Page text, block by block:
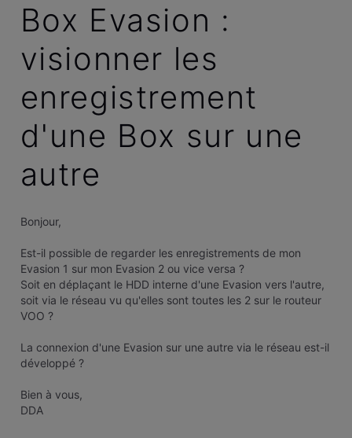
Box Evasion :
visionner les
enregistrement
d'une Box sur une
autre
Bonjour,
Est-il possible de regarder les enregistrements de mon
Evasion 1 sur mon Evasion 2 ou vice versa ?
Soit en déplaçant le HDD interne d'une Evasion vers l'autre,
soit via le réseau vu qu'elles sont toutes les 2 sur le routeur
VOO ?
La connexion d'une Evasion sur une autre via le réseau est-il
développé ?
Bien à vous,
DDA